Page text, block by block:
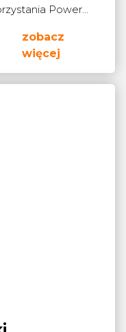
Power...
zobacz
więcej